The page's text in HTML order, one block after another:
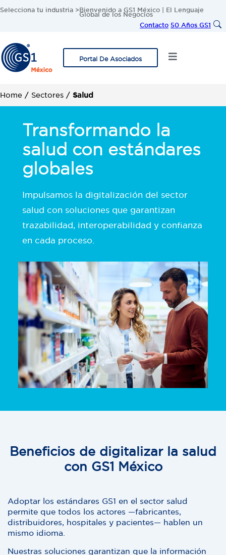
Selecciona tu industria > Bienvenido a GS1 México | El Lenguaje
Global de los Negocios
Contacto 50 Años GS1
Portal De Asociados
Home / Sectores / Salud
Transformando la
salud con estándares
globales
Impulsamos la digitalización del sector
salud con soluciones que garantizan
trazabilidad, interoperabilidad y confianza
en cada proceso.
Beneficios de digitalizar la salud
con GS1 México
Adoptar los estándares GS1 en el sector salud
permite que todos los actores —fabricantes,
distribuidores, hospitales y pacientes— hablen un
mismo idioma.
Nuestras soluciones garantizan que la información